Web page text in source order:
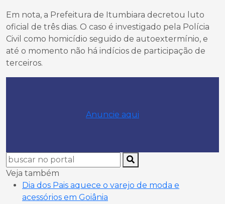
Em nota, a Prefeitura de Itumbiara decretou luto
oficial de três dias. O caso é investigado pela Polícia
Civil como homicídio seguido de autoextermínio, e
até o momento não há indícios de participação de
terceiros.
Anuncie aqui
Veja também
Dia dos Pais aquece o varejo de moda e
acessórios em Goiânia